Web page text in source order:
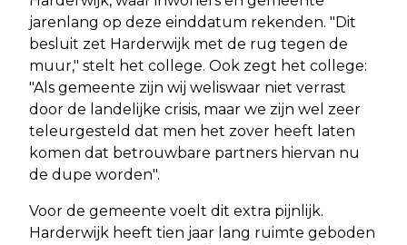
jarenlang op deze einddatum rekenden. "Dit
besluit zet Harderwijk met de rug tegen de
muur," stelt het college. Ook zegt het college:
"Als gemeente zijn wij weliswaar niet verrast
door de landelijke crisis, maar we zijn wel zeer
teleurgesteld dat men het zover heeft laten
komen dat betrouwbare partners hiervan nu
de dupe worden".
Voor de gemeente voelt dit extra pijnlijk.
Harderwijk heeft tien jaar lang ruimte geboden